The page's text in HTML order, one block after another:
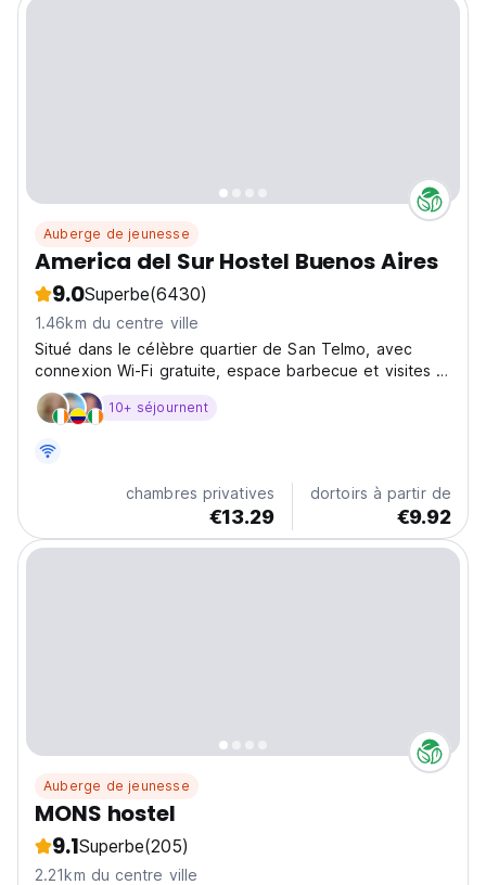
Auberge de jeunesse
America del Sur Hostel Buenos Aires
9.0Superbe(6430)
1.46km du centre ville
Situé dans le célèbre quartier de San Telmo, avec
connexion Wi-Fi gratuite, espace barbecue et visites à
pied gratuites.
10+ séjournent
chambres privatives
€13.29
dortoirs à partir de
€9.92
Auberge de jeunesse
MONS hostel
9.1Superbe(205)
2.21km du centre ville